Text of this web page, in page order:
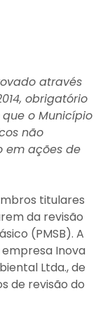
através
obrigatório
que o Município
não
em ações de
titulares
da revisão
(PMSB). A
Inova
Ltda., de
de revisão do